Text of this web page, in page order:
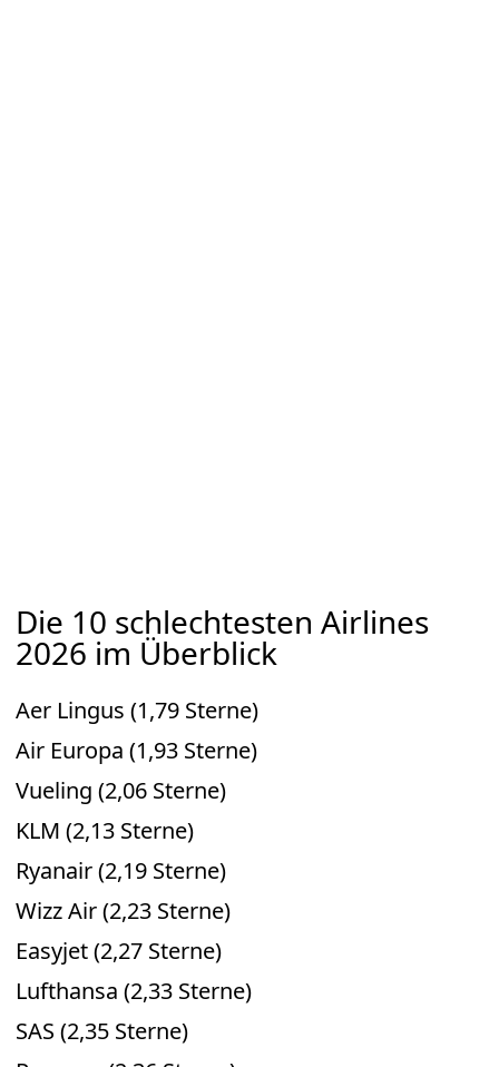
Die 10 schlechtesten Airlines
2026 im Überblick
Aer Lingus (1,79 Sterne)
Air Europa (1,93 Sterne)
Vueling (2,06 Sterne)
KLM (2,13 Sterne)
Ryanair (2,19 Sterne)
Wizz Air (2,23 Sterne)
Easyjet (2,27 Sterne)
Lufthansa (2,33 Sterne)
SAS (2,35 Sterne)